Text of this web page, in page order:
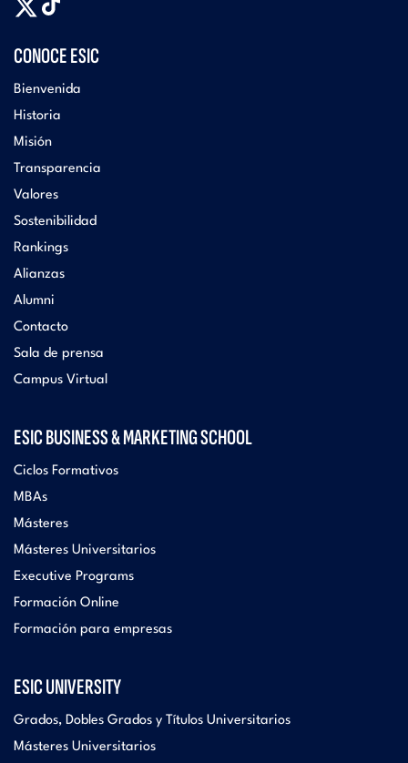
CONOCE ESIC
Bienvenida
Historia
Misión
Transparencia
Valores
Sostenibilidad
Rankings
Alianzas
Alumni
Contacto
Sala de prensa
Campus Virtual
ESIC BUSINESS & MARKETING SCHOOL
Ciclos Formativos
MBAs
Másteres
Másteres Universitarios
Executive Programs
Formación Online
Formación para empresas
ESIC UNIVERSITY
Grados, Dobles Grados y Títulos Universitarios
Másteres Universitarios